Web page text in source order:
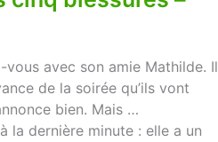
vous avec son amie Mathilde. Il
de la soirée qu’ils vont
bien. Mais …
la dernière minute : elle a un